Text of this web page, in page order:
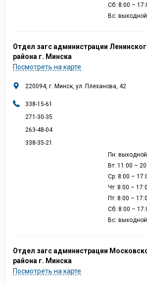
Сб: 8:00 –
Вс: выходной
Отдел загс администрации
района г. Минска
Посмотреть на карте
220094, г. Минск, ул. Плеханова, 42
338-15-61
271-30-35
263-48-04
338-35-21
Пн: выходной
Вт: 11:00 –
Ср: 8:00 –
Чт: 8:00 –
Пт: 8:00 –
Сб: 8:00 –
Вс: выходной
Отдел загс администрации
района г. Минска
Посмотреть на карте